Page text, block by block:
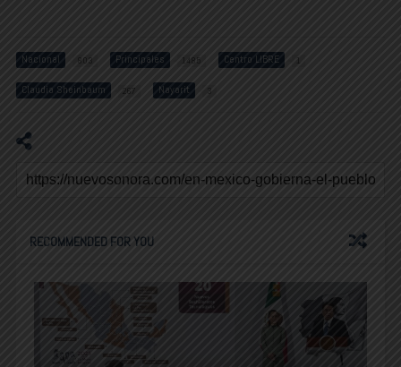
Nacional 803 Principales 1485 Centro LIBRE 1
Claudia Sheinbaum 267 Nayarit 3
RECOMMENDED FOR YOU